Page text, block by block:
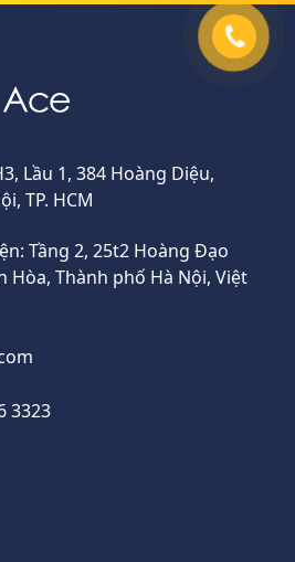
Lầu 1, 384 Hoàng Diệu,
TP. HCM
Tầng 2, 25t2 Hoàng Đạo
Hòa, Thành phố Hà Nội, Việt
3323